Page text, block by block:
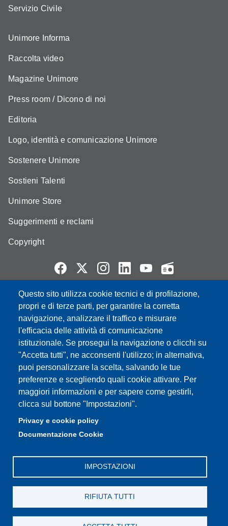
Questo sito utilizza cookie tecnici e di profilazione,
propri e di terze parti, per garantire la corretta
navigazione, analizzare il traffico e misurare
l'efficacia delle attività di comunicazione
istituzionale. Se prosegui la navigazione o clicchi su
"Accetta tutti", ne acconsenti l'utilizzo; in alternativa,
puoi personalizzare la scelta, salvando le tue
preferenze e scegliendo quali cookie attivare. Per
maggiori informazioni e per sapere come gestirli,
clicca sul bottone "Impostazioni".
Privacy e cookie policy
Documentazione Cookie
IMPOSTAZIONI
RIFIUTA TUTTI
Servizio Civile
Unimore Informa
Raccolta video
Magazine Unimore
Press room / Dicono di noi
Editoria
Logo, identità e comunicazione Unimore
Sostenere Unimore
Sostieni Talenti
Unimore Store
Suggerimenti e reclami
Copyright
Partita IVA: 00427620364
e-mail: urp@unimore.it
PEC: primo contatto: urp@pec.unimore.it
Indirizzo ReGIndE per notifica Atti Processuali:
direzionelegale@pec.unimore.it
Sede di Modena: Via Università 4, 41121 Modena, Tel. 059
2056511 - Fax 059 245156
Sede di Reggio Emilia: Viale A. Allegri 9, 42121 Reggio
Emilia, Tel. 0522 523041 - Fax 0522 523045